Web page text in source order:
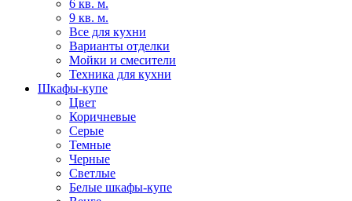
6 кв. м.
9 кв. м.
Все для кухни
Варианты отделки
Мойки и смесители
Техника для кухни
Шкафы-купе
Цвет
Коричневые
Серые
Темные
Черные
Светлые
Белые шкафы-купе